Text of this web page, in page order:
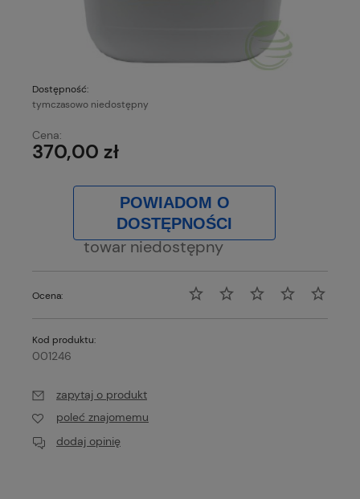
Dostępność:
tymczasowo niedostępny
Cena:
370,00 zł
POWIADOM O
DOSTĘPNOŚCI
towar niedostępny
Ocena:
Kod produktu:
001246
zapytaj o produkt
poleć znajomemu
dodaj opinię